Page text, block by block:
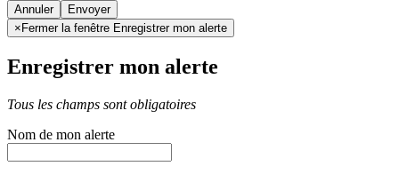
Annuler
× Fermer la fenêtre Enregistrer mon alerte
Enregistrer mon alerte
Tous les champs sont obligatoires
Nom de mon alerte